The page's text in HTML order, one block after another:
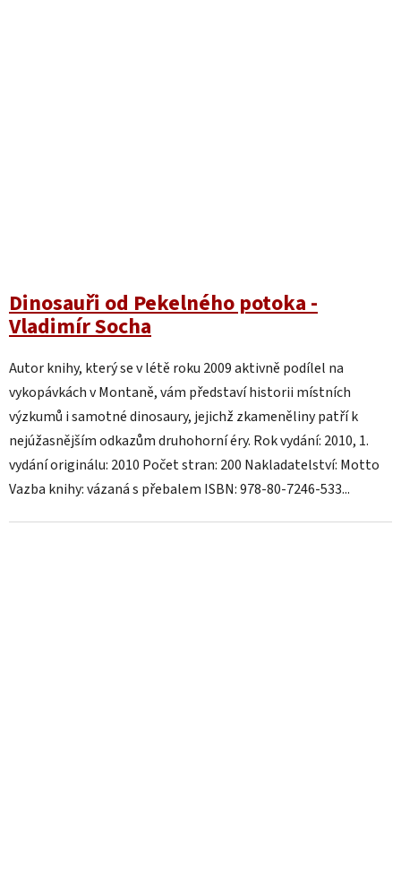
Dinosauři od Pekelného potoka -
Vladimír Socha
Autor knihy, který se v létě roku 2009 aktivně podílel na
vykopávkách v Montaně, vám představí historii místních
výzkumů i samotné dinosaury, jejichž zkameněliny patří k
nejúžasnějším odkazům druhohorní éry. Rok vydání: 2010, 1.
vydání originálu: 2010 Počet stran: 200 Nakladatelství: Motto
Vazba knihy: vázaná s přebalem ISBN: 978-80-7246-533...